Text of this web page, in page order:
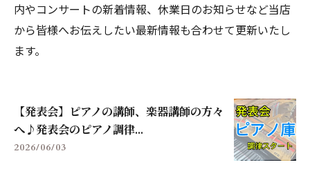
内やコンサートの新着情報、休業日のお知らせなど当店
から皆様へお伝えしたい最新情報も合わせて更新いたし
ます。
【発表会】ピアノの講師、楽器講師の方々
へ♪発表会のピアノ調律...
2026/06/03